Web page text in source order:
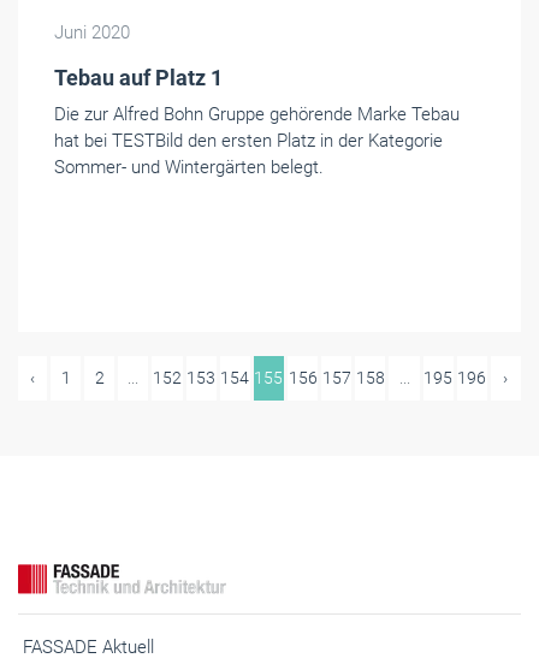
Juni 2020
Tebau auf Platz 1
Die zur Alfred Bohn Gruppe gehörende Marke Tebau
hat bei TESTBild den ersten Platz in der Kategorie
Sommer- und Wintergärten belegt.
‹ 1 2 ... 152 153 154 155 156 157 158 ... 195 196 ›
FASSADE Aktuell